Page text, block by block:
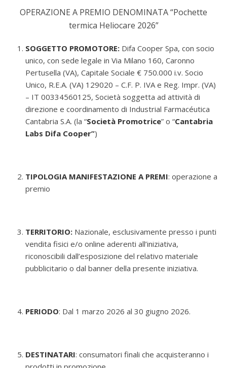
OPERAZIONE A PREMIO DENOMINATA “Pochette
termica Heliocare 2026”
SOGGETTO PROMOTORE: Difa Cooper Spa, con socio
unico, con sede legale in Via Milano 160, Caronno
Pertusella (VA), Capitale Sociale € 750.000 i.v. Socio
Unico, R.E.A. (VA) 129020 – C.F. P. IVA e Reg. Impr. (VA)
– IT 00334560125, Società soggetta ad attività di
direzione e coordinamento di Industrial Farmacéutica
Cantabria S.A. (la “Società Promotrice” o “Cantabria
Labs Difa Cooper”)
TIPOLOGIA MANIFESTAZIONE A PREMI: operazione a
premio
TERRITORIO: Nazionale, esclusivamente presso i punti
vendita fisici e/o online aderenti all’iniziativa,
riconoscibili dall’esposizione del relativo materiale
pubblicitario o dal banner della presente iniziativa.
PERIODO: Dal 1 marzo 2026 al 30 giugno 2026.
DESTINATARI: consumatori finali che acquisteranno i